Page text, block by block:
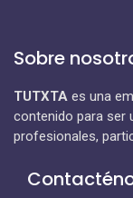
Sobre
TUTXTA es una
contenido para ser
profesionales,